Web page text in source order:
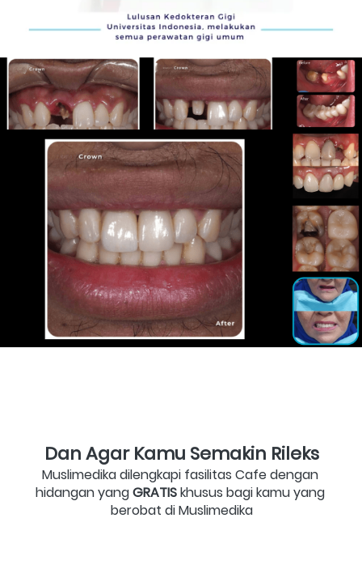
Dan Agar Kamu Semakin Rileks
Muslimedika dilengkapi fasilitas Cafe dengan
hidangan yang GRATIS khusus bagi kamu yang
berobat di Muslimedika